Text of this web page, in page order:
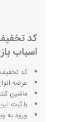
اسباب
کد تخفیف
عرضه
ماشین
با ثبت این کوپن تا
ورود به